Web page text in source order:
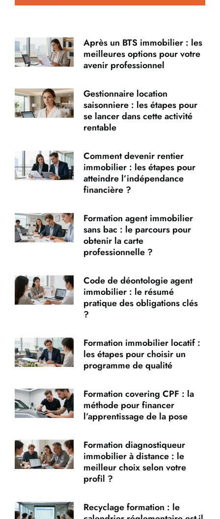
Après un BTS immobilier : les
meilleures options pour votre
avenir professionnel
Gestionnaire location
saisonniere : les étapes pour
se lancer dans cette activité
rentable
Comment devenir rentier
immobilier : les étapes pour
atteindre l’indépendance
financière ?
Formation agent immobilier
sans bac : le parcours pour
obtenir la carte
professionnelle ?
Code de déontologie agent
immobilier : le résumé
pratique des obligations clés
?
Formation immobilier locatif :
les étapes pour choisir un
programme de qualité
Formation covering CPF : la
méthode pour financer
l’apprentissage de la pose
Formation diagnostiqueur
immobilier à distance : le
meilleur choix selon votre
profil ?
Recyclage formation : le